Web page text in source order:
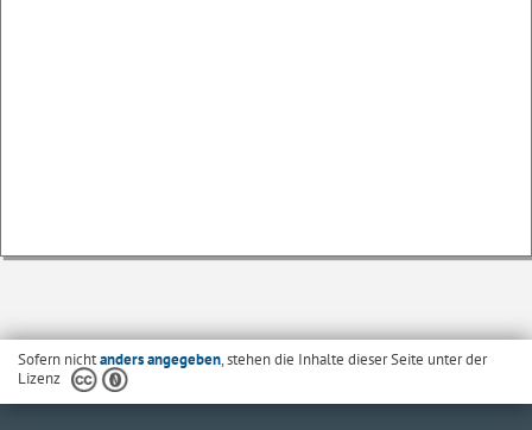
Sofern nichtanders angegeben, stehen die Inhalte dieser Seite unter der
Lizenz